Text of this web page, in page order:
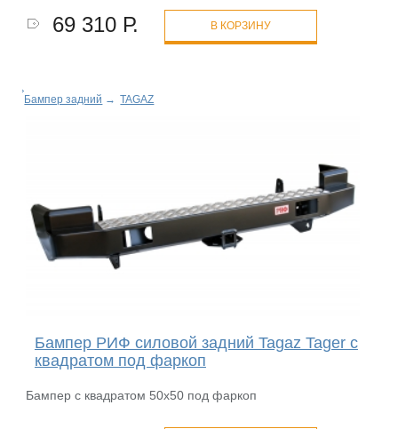
69 310 Р. В КОРЗИНУ
Бампер задний → TAGAZ
Бампер РИФ силовой задний Tagaz Tager с
квадратом под фаркоп
Бампер с квадратом 50х50 под фаркоп